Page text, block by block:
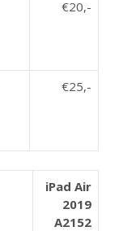
€20,-
€25,-
iPad Air
2019
A2152